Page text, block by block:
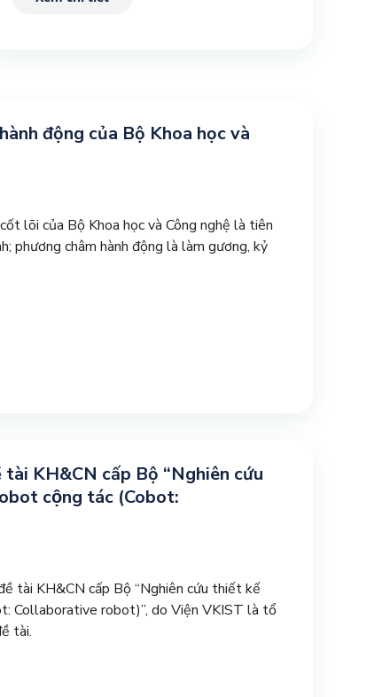
động của Bộ Khoa học và
lõi của Bộ Khoa học và Công nghệ là tiên
phương châm hành động là làm gương, kỷ
KH&CN cấp Bộ “Nghiên cứu
cộng tác (Cobot:
tài KH&CN cấp Bộ “Nghiên cứu thiết kế
Collaborative robot)”, do Viện VKIST là tổ
tài.